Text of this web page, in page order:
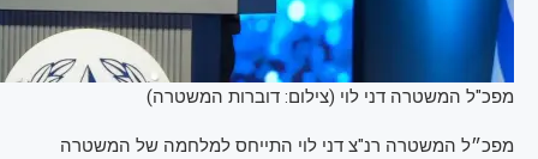
מפכ"ל המשטרה דני לוי (צילום: דוברות המשטרה)
מפכ״ל המשטרה רנ"צ דני לוי התייחס למלחמה של המשטרה